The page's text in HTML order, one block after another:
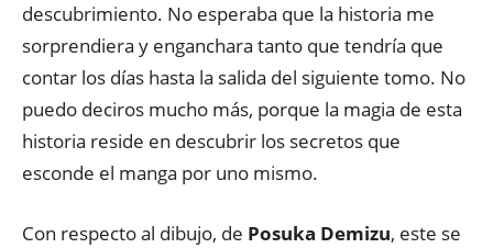
descubrimiento. No esperaba que la historia me
sorprendiera y enganchara tanto que tendría que
contar los días hasta la salida del siguiente tomo. No
puedo deciros mucho más, porque la magia de esta
historia reside en descubrir los secretos que
esconde el manga por uno mismo.
Con respecto al dibujo, de Posuka Demizu, este se